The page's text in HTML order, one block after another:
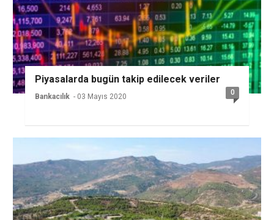
Piyasalarda bugün takip edilecek veriler
Bankacılık - 03 Mayıs 2020 0